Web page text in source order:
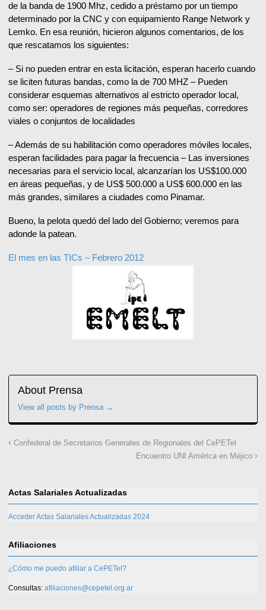
de la banda de 1900 Mhz, cedido a préstamo por un tiempo
determinado por la CNC y con equipamiento Range Network y
Lemko. En esa reunión, hicieron algunos comentarios, de los
que rescatamos los siguientes:
– Si no pueden entrar en esta licitación, esperan hacerlo cuando
se liciten futuras bandas, como la de 700 MHZ – Pueden
considerar esquemas alternativos al estricto operador local,
como ser: operadores de regiones más pequeñas, corredores
viales o conjuntos de localidades
– Además de su habilitación como operadores móviles locales,
esperan facilidades para pagar la frecuencia – Las inversiones
necesarias para el servicio local, alcanzarían los US$100.000
en áreas pequeñas, y de US$ 500.000 a US$ 600.000 en las
más grandes, similares a ciudades como Pinamar.
Bueno, la pelota quedó del lado del Gobierno; veremos para
adonde la patean.
El mes en las TICs – Febrero 2012
About Prensa
View all posts by Prensa →
Confederal de Secretarios Generales de Regionales del CePETel
Encuentro UNI América en Méjico
Actas Salariales Actualizadas
Acceder Actas Salariales Actualizadas 2024
Afiliaciones
¿Cómo me puedo afiliar a CePETel?
Consultas: afiliaciones@cepetel.org.ar